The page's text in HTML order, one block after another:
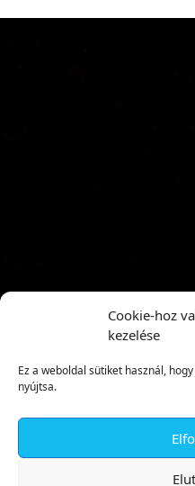
Cookie-hoz
kezelése
Ez a weboldal sütiket használ,
nyújtsa.